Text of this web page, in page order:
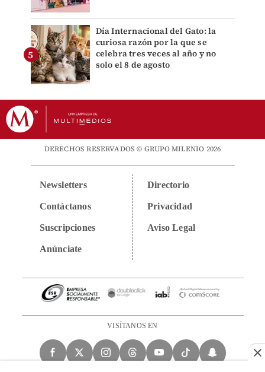
Día Internacional del Gato: la
curiosa razón por la que se
celebra tres veces al año y no
solo el 8 de agosto
DERECHOS RESERVADOS © GRUPO MILENIO 2026
Newsletters
Contáctanos
Suscripciones
Anúnciate
Directorio
Privacidad
Aviso Legal
VISÍTANOS EN